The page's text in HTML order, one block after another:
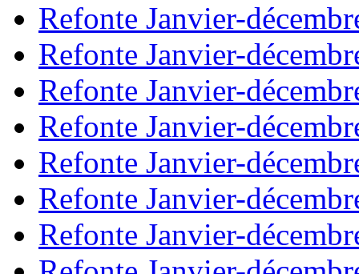
Refonte Janvier-
Refonte Janvier-
Refonte Janvier-
Refonte Janvier-
Refonte Janvier-
Refonte Janvier-
Refonte Janvier-